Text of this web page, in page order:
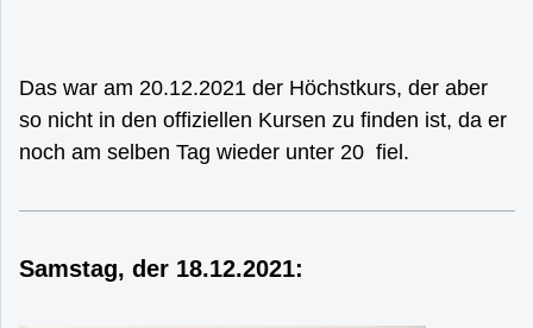
Das war am 20.12.2021 der Höchstkurs, der aber
so nicht in den offiziellen Kursen zu finden ist, da er
noch am selben Tag wieder unter 20 fiel.
Samstag, der 18.12.2021: